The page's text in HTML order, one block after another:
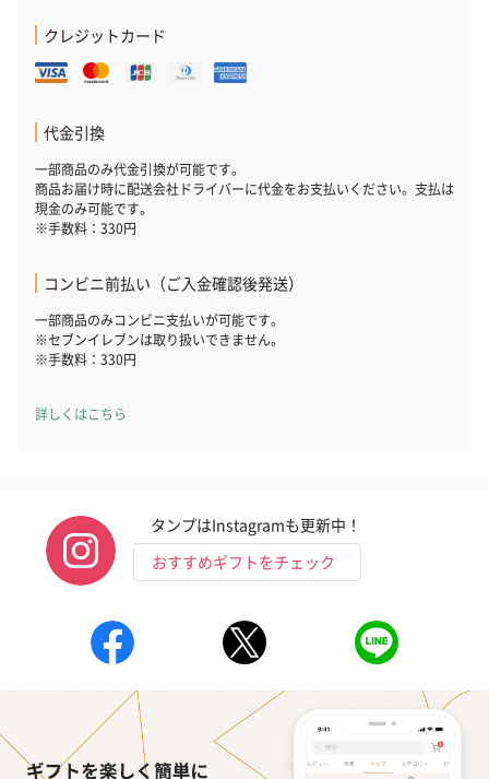
クレジットカード
代金引換
一部商品のみ代金引換が可能です。
商品お届け時に配送会社ドライバーに代金をお支払いください。支払は
現金のみ可能です。
※手数料：330円
コンビニ前払い（ご入金確認後発送）
一部商品のみコンビニ支払いが可能です。
※セブンイレブンは取り扱いできません。
※手数料：330円
詳しくはこちら
タンプはInstagramも更新中！
おすすめギフトをチェック